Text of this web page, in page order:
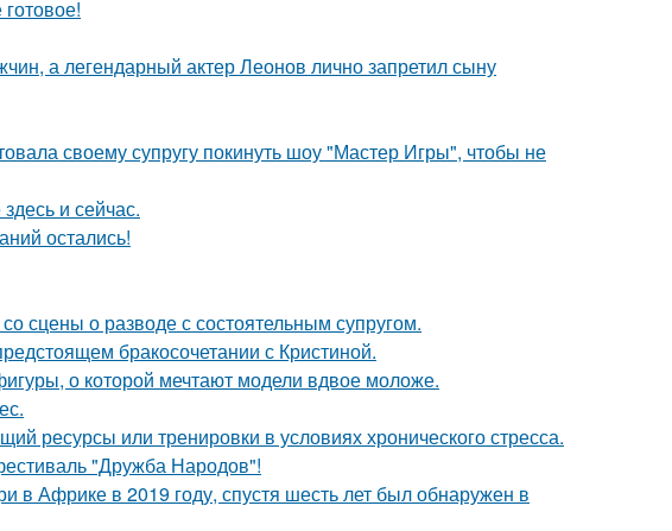
а легендарный актер Леонов лично запретил сыну
своему супругу покинуть шоу "Мастер Игры", чтобы не
и сейчас.
остались!
сцены о разводе с состоятельным супругом.
бракосочетании с Кристиной.
о которой мечтают модели вдвое моложе.
ресурсы или тренировки в условиях хронического стресса.
"Дружба Народов"!
в Африке в 2019 году, спустя шесть лет был обнаружен в